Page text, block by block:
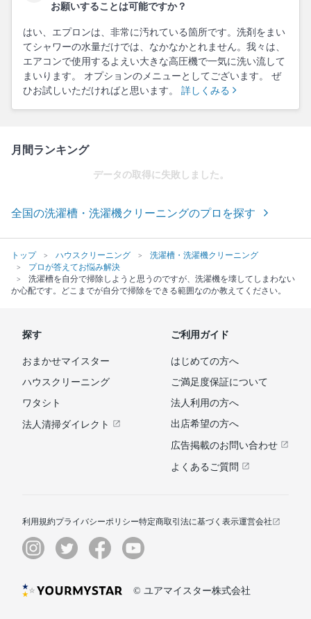
お願いすることは可能ですか？
はい、エプロンは、非常に汚れている箇所です。洗剤をまい
てシャワーの水量だけでは、なかなかとれません。我々は、
エアコンで使用するよえい大きな高圧機で一気に洗い流して
まいります。 オプションのメニューとしてございます。 ぜ
ひお試しいただければと思います。 詳しくみる
月間ランキング
データの取得に失敗しました。
全国の洗濯槽・洗濯機クリーニングのプロを探す
トップ ハウスクリーニング
洗濯槽・洗濯機クリーニング
プロが答えてお悩み解決
洗濯槽を自分で掃除しようと思うのですが、洗濯機を壊してしまわない
か心配です。どこまでが自分で掃除をできる範囲なのか教えてください。
探す
おまかせマイスター
ハウスクリーニング
ワタシト
法人清掃ダイレクト
ご利用ガイド
はじめての方へ
ご満足度保証について
法人利用の方へ
出店希望の方へ
広告掲載のお問い合わせ
よくあるご質問
利用規約プライバシーポリシー特定商取引法に基づく表示運営会社
© ユアマイスター株式会社